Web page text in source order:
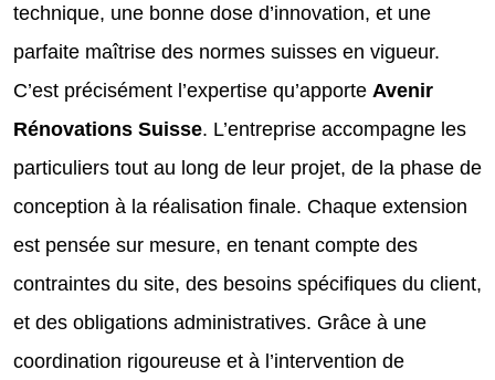
technique, une bonne dose d’innovation, et une
parfaite maîtrise des normes suisses en vigueur.
C’est précisément l’expertise qu’apporte Avenir
Rénovations Suisse. L’entreprise accompagne les
particuliers tout au long de leur projet, de la phase de
conception à la réalisation finale. Chaque extension
est pensée sur mesure, en tenant compte des
contraintes du site, des besoins spécifiques du client,
et des obligations administratives. Grâce à une
coordination rigoureuse et à l’intervention de